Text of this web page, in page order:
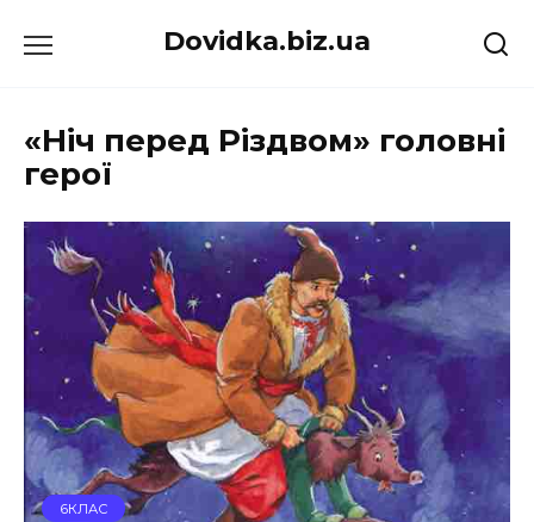
до
Dovidka.biz.ua
«Ніч перед Різдвом» головні
герої
6КЛАС